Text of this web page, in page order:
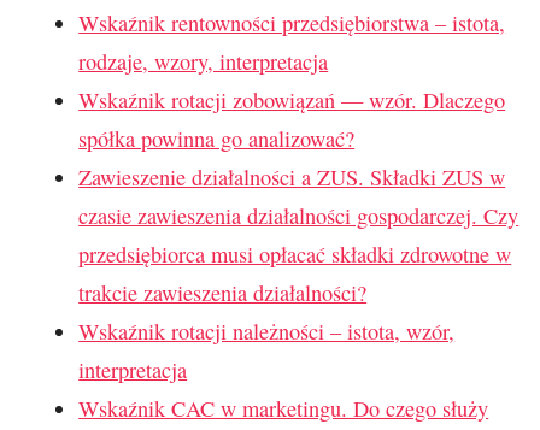
Wskaźnik rentowności przedsiębiorstwa – istota,
rodzaje, wzory, interpretacja
Wskaźnik rotacji zobowiązań — wzór. Dlaczego
spółka powinna go analizować?
Zawieszenie działalności a ZUS. Składki ZUS w
czasie zawieszenia działalności gospodarczej. Czy
przedsiębiorca musi opłacać składki zdrowotne w
trakcie zawieszenia działalności?
Wskaźnik rotacji należności – istota, wzór,
interpretacja
Wskaźnik CAC w marketingu. Do czego służy